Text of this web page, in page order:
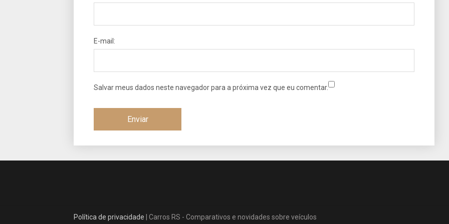
E-mail:
Salvar meus dados neste navegador para a próxima vez que eu comentar.
Política de privacidade | Carros RS - Comparativos e novidades sobre veículos